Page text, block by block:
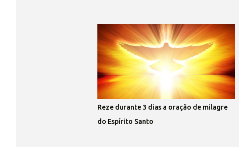
Reze durante 3 dias a oração de milagre
do Espírito Santo